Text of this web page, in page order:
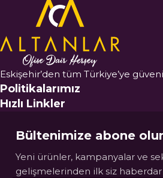
Eskişehir’den tüm Türkiye’ye
Politikalarımız
Hızlı Linkler
Bültenimize abone
Yeni ürünler, kampanyalar ve
gelişmelerinden ilk siz haberdar